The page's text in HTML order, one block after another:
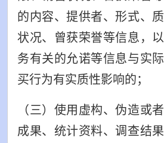
的内容、提供者、形式、
状况、曾获荣誉等信息，
务有关的允诺等信息与实
买行为有实质性影响的；
（三）使用虚构、伪造或
成果、统计资料、调查结